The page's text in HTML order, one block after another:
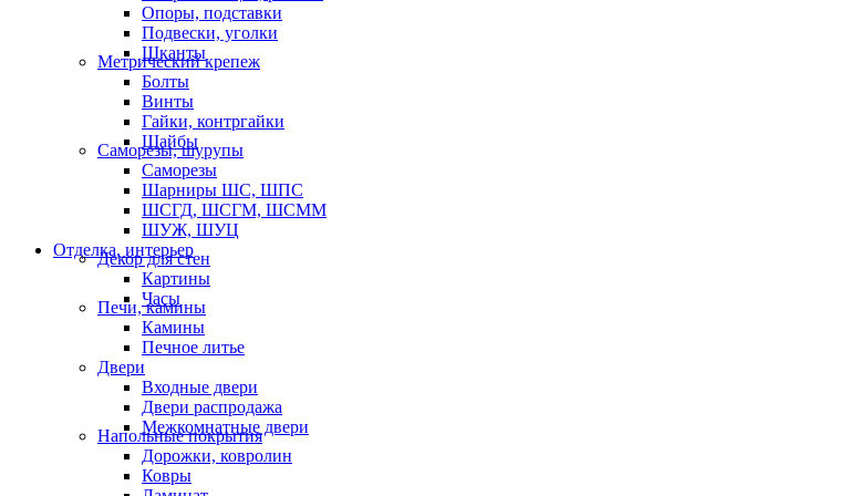
Опоры, подставки
Подвески, уголки
Шканты
Метрический крепеж
Болты
Винты
Гайки, контргайки
Шайбы
Саморезы, шурупы
Саморезы
Шарниры ШС, ШПС
ШСГД, ШСГМ, ШСММ
ШУЖ, ШУЦ
Отделка, интерьер
Декор для стен
Картины
Часы
Печи, камины
Камины
Печное литье
Двери
Входные двери
Двери распродажа
Межкомнатные двери
Напольные покрытия
Дорожки, ковролин
Ковры